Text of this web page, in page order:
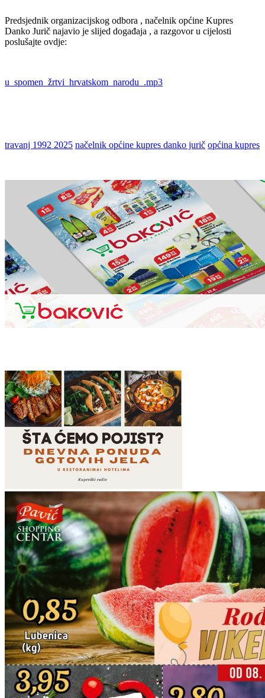
Predsjednik organizacijskog odbora , načelnik općine Kupres
Danko Jurič najavio je slijed događaja , a razgovor u cijelosti
poslušajte ovdje:
u_spomen_žrtvi_hrvatskom_narodu_.mp3
travanj 1992 2025 načelnik općine kupres danko jurič općina kupres